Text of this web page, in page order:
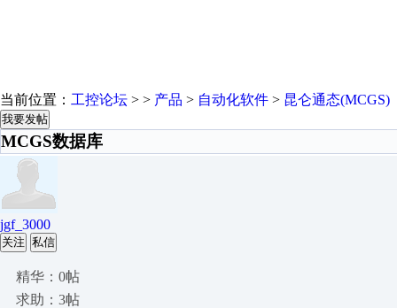
当前位置： 工控论坛 > > 产品 > 自动化软件 > 昆仑通态(MCGS)
我要发帖
MCGS数据库
jgf_3000
关注 私信
精华：0帖
求助：3帖